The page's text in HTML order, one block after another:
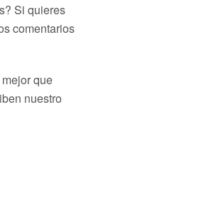
Si quieres
comentarios
que
nuestro